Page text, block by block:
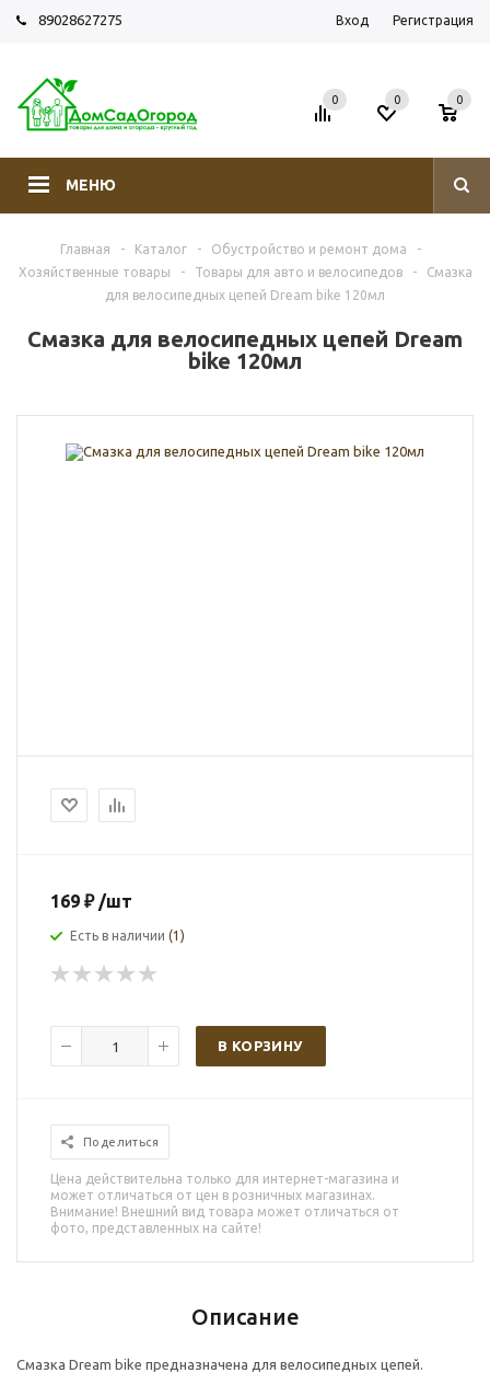
89028627275 Вход Регистрация
МЕНЮ
0 0 0
Главная - Каталог - Обустройство и ремонт дома
-
Хозяйственные товары
- Товары для авто и велосипедов -
Смазка
для велосипедных цепей Dream bike 120мл
Смазка для велосипедных цепей Dream
bike 120мл
169 ₽ /шт
Есть в наличии (1)
В КОРЗИНУ
Поделиться
Цена действительна только для интернет-магазина и
может отличаться от цен в розничных магазинах.
Внимание! Внешний вид товара может отличаться от
фото, представленных на сайте!
Описание
Cмазка Dream bike предназначена для велосипедных цепей.